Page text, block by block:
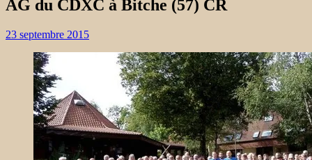
AG du CDXC à Bitche (57) CR
23 septembre 2015